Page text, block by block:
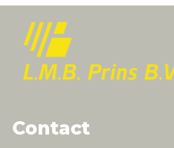
Contact